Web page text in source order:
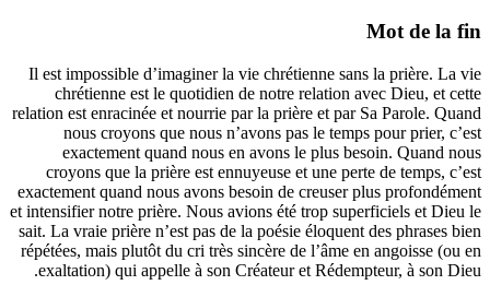
Mot
Il est impossible d’imaginer la vie chrétienne sans la
chrétienne est le quotidien de notre relation avec
relation est enracinée et nourrie par la prière et par Sa
nous croyons que nous n’avons pas le temps pour
exactement quand nous en avons le plus besoin.
croyons que la prière est ennuyeuse et une perte de
exactement quand nous avons besoin de creuser plus
et intensifier notre prière. Nous avions été trop superficiels
sait. La vraie prière n’est pas de la poésie éloquent des
répétées, mais plutôt du cri très sincère de l’âme en
exaltation) qui appelle à son Créateur et Rédempteur, à